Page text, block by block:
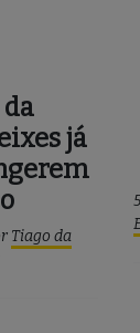
já
Tiago da